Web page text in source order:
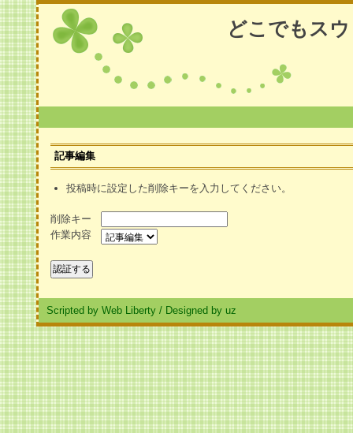
どこでもス
記事編集
投稿時に設定した削除キーを入力してください。
削除キー
作業内容
Scripted by Web Liberty / Designed by uz